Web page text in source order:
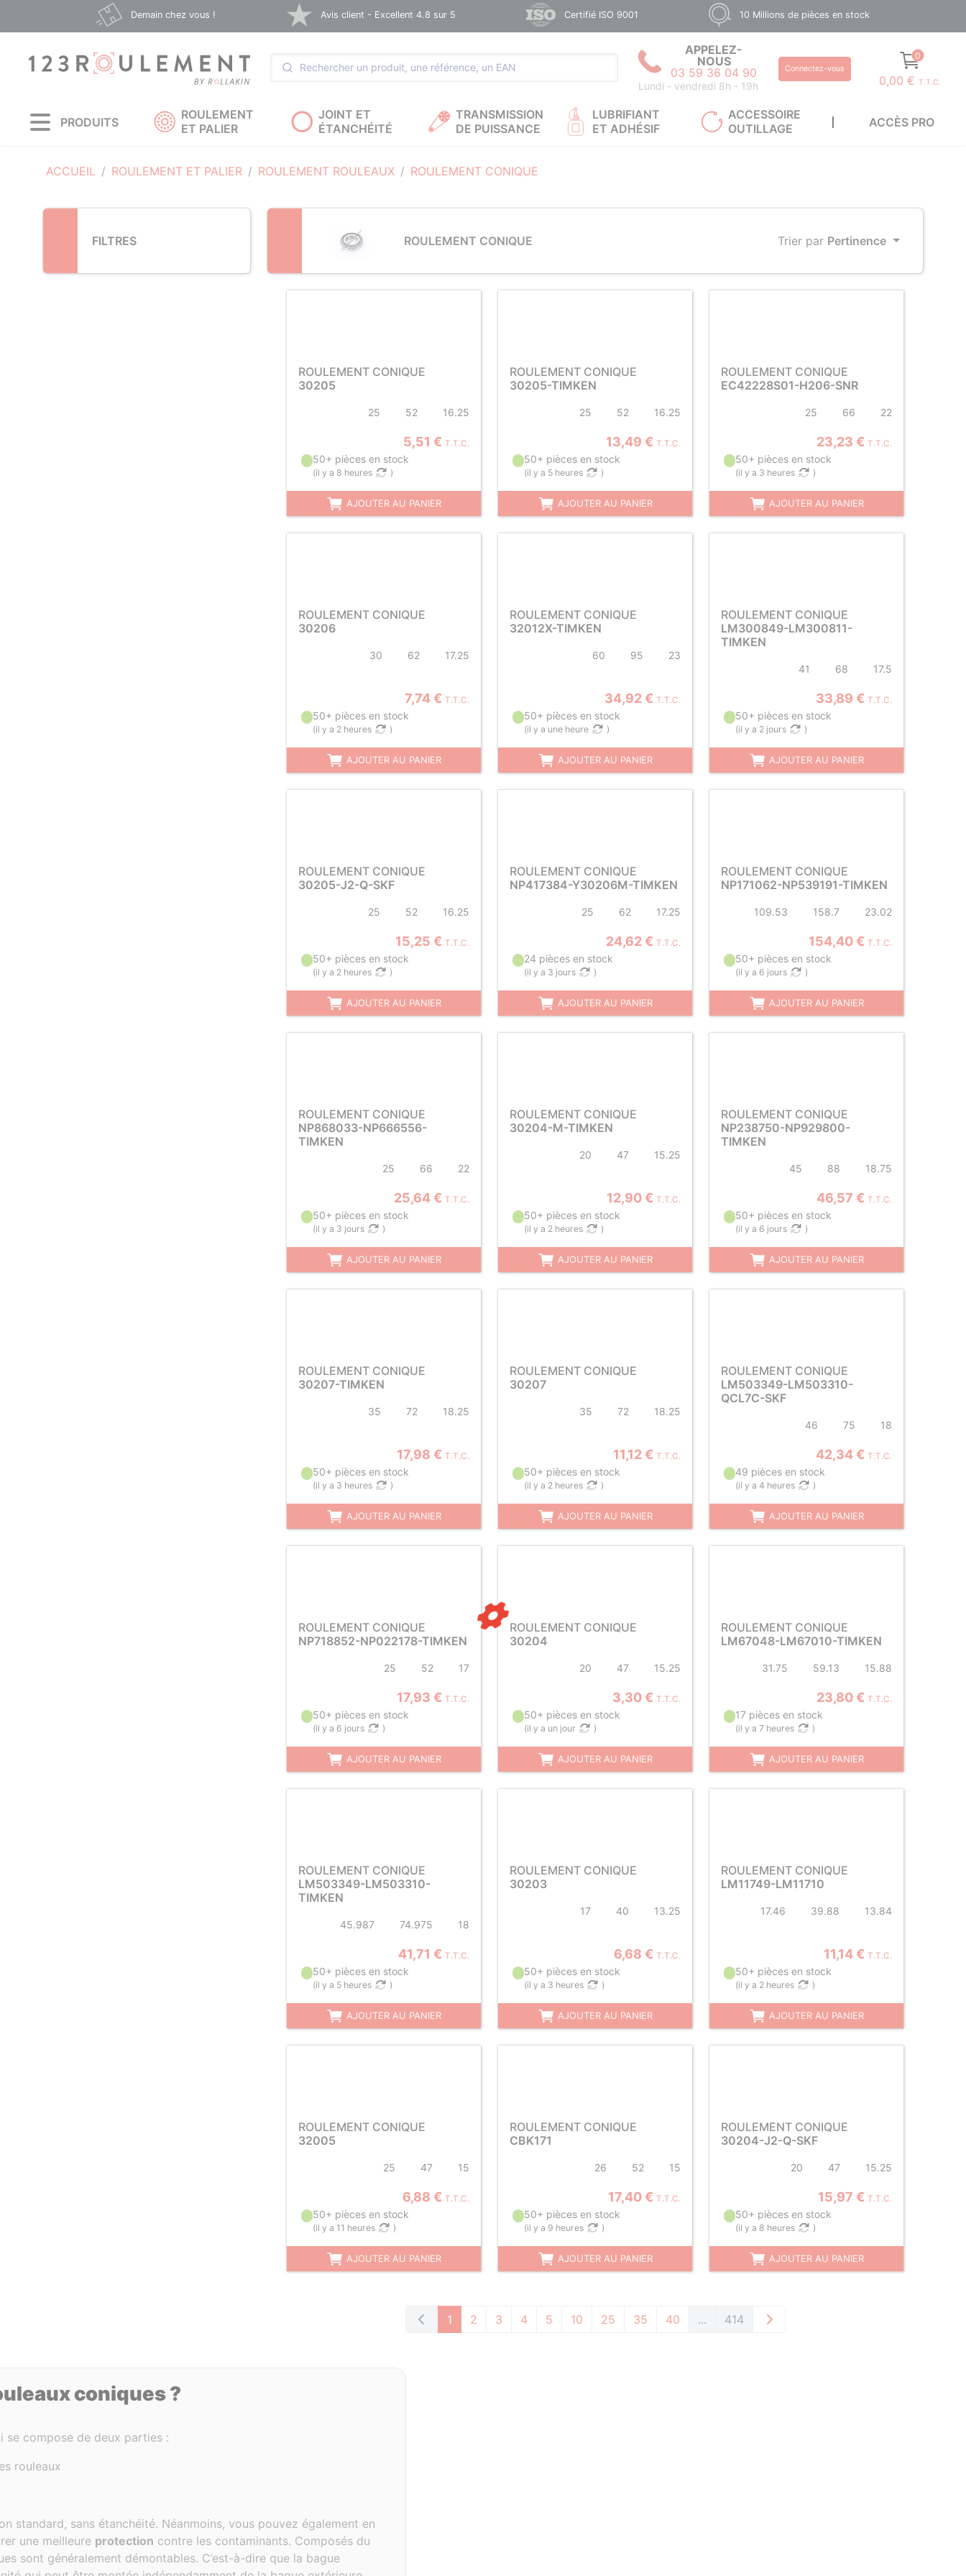
Demain chez vous ! Avis client - Excellent 4.8 sur 5 Certifié ISO 9001 10 Millions de pièces en stock
APPELEZ-
NOUS
03 59 36 04 90
Lundi - vendredi 8h - 19h
Connectez-vous
0
0,00 € T.T.C.
PRODUITS
ROULEMENT
ET PALIER
JOINT ET
ÉTANCHÉITÉ
TRANSMISSION
DE PUISSANCE
LUBRIFIANT
ET ADHÉSIF
ACCESSOIRE
OUTILLAGE
ACCÈS PRO
ACCUEIL ROULEMENT ET PALIER ROULEMENT ROULEAUX ROULEMENT CONIQUE
FILTRES ROULEMENT CONIQUE Trier par Pertinence
ROULEMENT CONIQUE
30205
25 52 16.25
5,51 € T.T.C.
50+ pièces en stock
(il y a 8 heures )
AJOUTER AU PANIER
ROULEMENT CONIQUE
30205-TIMKEN
25 52 16.25
13,49 € T.T.C.
50+ pièces en stock
(il y a 5 heures )
AJOUTER AU PANIER
ROULEMENT CONIQUE
EC42228S01-H206-SNR
25 66 22
23,23 € T.T.C.
50+ pièces en stock
(il y a 3 heures )
AJOUTER AU PANIER
ROULEMENT CONIQUE
30206
30 62 17.25
7,74 € T.T.C.
50+ pièces en stock
(il y a 2 heures )
AJOUTER AU PANIER
ROULEMENT CONIQUE
32012X-TIMKEN
60 95 23
34,92 € T.T.C.
50+ pièces en stock
(il y a une heure )
AJOUTER AU PANIER
ROULEMENT CONIQUE
LM300849-LM300811-
TIMKEN
41 68 17.5
33,89 € T.T.C.
50+ pièces en stock
(il y a 2 jours )
AJOUTER AU PANIER
ROULEMENT CONIQUE
30205-J2-Q-SKF
25 52 16.25
15,25 € T.T.C.
50+ pièces en stock
(il y a 2 heures )
AJOUTER AU PANIER
ROULEMENT CONIQUE
NP417384-Y30206M-TIMKEN
25 62 17.25
24,62 € T.T.C.
24 pièces en stock
(il y a 3 jours )
AJOUTER AU PANIER
ROULEMENT CONIQUE
NP171062-NP539191-TIMKEN
109.53 158.7 23.02
154,40 € T.T.C.
50+ pièces en stock
(il y a 6 jours )
AJOUTER AU PANIER
ROULEMENT CONIQUE
NP868033-NP666556-
TIMKEN
25 66 22
25,64 € T.T.C.
50+ pièces en stock
(il y a 3 jours )
AJOUTER AU PANIER
ROULEMENT CONIQUE
30204-M-TIMKEN
20 47 15.25
12,90 € T.T.C.
50+ pièces en stock
(il y a 2 heures )
AJOUTER AU PANIER
ROULEMENT CONIQUE
NP238750-NP929800-
TIMKEN
45 88 18.75
46,57 € T.T.C.
50+ pièces en stock
(il y a 6 jours )
AJOUTER AU PANIER
ROULEMENT CONIQUE
30207-TIMKEN
35 72 18.25
17,98 € T.T.C.
50+ pièces en stock
(il y a 3 heures )
AJOUTER AU PANIER
ROULEMENT CONIQUE
30207
35 72 18.25
11,12 € T.T.C.
50+ pièces en stock
(il y a 2 heures )
AJOUTER AU PANIER
ROULEMENT CONIQUE
LM503349-LM503310-
QCL7C-SKF
46 75 18
42,34 € T.T.C.
49 pièces en stock
(il y a 4 heures )
AJOUTER AU PANIER
ROULEMENT CONIQUE
NP718852-NP022178-TIMKEN
25 52 17
17,93 € T.T.C.
50+ pièces en stock
(il y a 6 jours )
AJOUTER AU PANIER
ROULEMENT CONIQUE
30204
20 47 15.25
3,30 € T.T.C.
50+ pièces en stock
(il y a un jour )
AJOUTER AU PANIER
ROULEMENT CONIQUE
LM67048-LM67010-TIMKEN
31.75 59.13 15.88
23,80 € T.T.C.
17 pièces en stock
(il y a 7 heures )
AJOUTER AU PANIER
ROULEMENT CONIQUE
LM503349-LM503310-
TIMKEN
45.987 74.975 18
41,71 € T.T.C.
50+ pièces en stock
(il y a 5 heures )
AJOUTER AU PANIER
ROULEMENT CONIQUE
30203
17 40 13.25
6,68 € T.T.C.
50+ pièces en stock
(il y a 3 heures )
AJOUTER AU PANIER
ROULEMENT CONIQUE
LM11749-LM11710
17.46 39.88 13.84
11,14 € T.T.C.
50+ pièces en stock
(il y a 2 heures )
AJOUTER AU PANIER
ROULEMENT CONIQUE
32005
25 47 15
6,88 € T.T.C.
50+ pièces en stock
(il y a 11 heures )
AJOUTER AU PANIER
ROULEMENT CONIQUE
CBK171
26 52 15
17,40 € T.T.C.
50+ pièces en stock
(il y a 9 heures )
AJOUTER AU PANIER
ROULEMENT CONIQUE
30204-J2-Q-SKF
20 47 15.25
15,97 € T.T.C.
50+ pièces en stock
(il y a 8 heures )
AJOUTER AU PANIER
1 2 3 4 5 10 25 35 40 ... 414
coniques ?
se compose de deux parties :
rouleaux
standard, sans étanchéité. Néanmoins, vous pouvez également en
une meilleure protection contre les contaminants. Composés du
sont généralement démontables. C’est-à-dire que la bague